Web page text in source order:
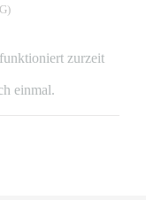
zurzeit
einmal.